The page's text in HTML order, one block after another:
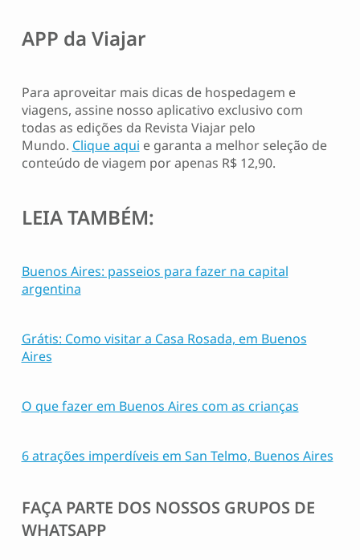
APP da Viajar
Para aproveitar mais dicas de hospedagem e
viagens, assine nosso aplicativo exclusivo com
todas as edições da Revista Viajar pelo
Mundo. Clique aqui e garanta a melhor seleção de
conteúdo de viagem por apenas R$ 12,90.
LEIA TAMBÉM:
Buenos Aires: passeios para fazer na capital
argentina
Grátis: Como visitar a Casa Rosada, em Buenos
Aires
O que fazer em Buenos Aires com as crianças
6 atrações imperdíveis em San Telmo, Buenos Aires
FAÇA PARTE DOS NOSSOS GRUPOS DE
WHATSAPP